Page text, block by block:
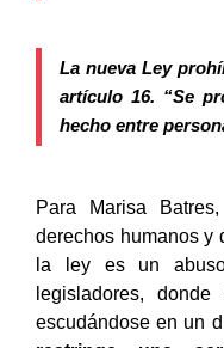
La nueva Ley
artículo 16. “Se
hecho entre
Para Marisa
derechos humanos y
la ley es un
legisladores,
escudándose en un